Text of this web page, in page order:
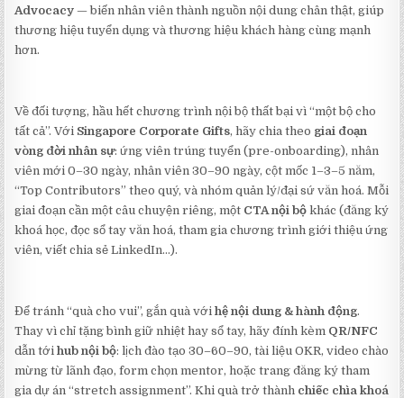
Advocacy — biến nhân viên thành nguồn nội dung chân thật, giúp
thương hiệu tuyển dụng và thương hiệu khách hàng cùng mạnh
hơn.
Về đối tượng, hầu hết chương trình nội bộ thất bại vì “một bộ cho
tất cả”. Với Singapore Corporate Gifts, hãy chia theo giai đoạn
vòng đời nhân sự: ứng viên trúng tuyển (pre-onboarding), nhân
viên mới 0–30 ngày, nhân viên 30–90 ngày, cột mốc 1–3–5 năm,
“Top Contributors” theo quý, và nhóm quản lý/đại sứ văn hoá. Mỗi
giai đoạn cần một câu chuyện riêng, một CTA nội bộ khác (đăng ký
khoá học, đọc sổ tay văn hoá, tham gia chương trình giới thiệu ứng
viên, viết chia sẻ LinkedIn…).
Để tránh “quà cho vui”, gắn quà vớihệ nội dung & hành động.
Thay vì chỉ tặng bình giữ nhiệt hay sổ tay, hãy đính kèm QR/NFC
dẫn tớihub nội bộ: lịch đào tạo 30–60–90, tài liệu OKR, video chào
mừng từ lãnh đạo, form chọn mentor, hoặc trang đăng ký tham
gia dự án “stretch assignment”. Khi quà trở thành chiếc chìa khoá